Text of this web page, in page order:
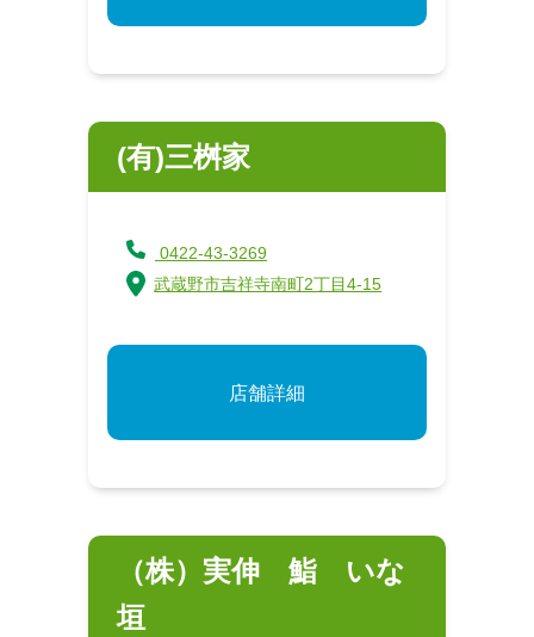
(有)三桝家
0422-43-3269
武蔵野市吉祥寺南町2丁目4-15
店舗詳細
（株）実伸 鮨 いな
垣